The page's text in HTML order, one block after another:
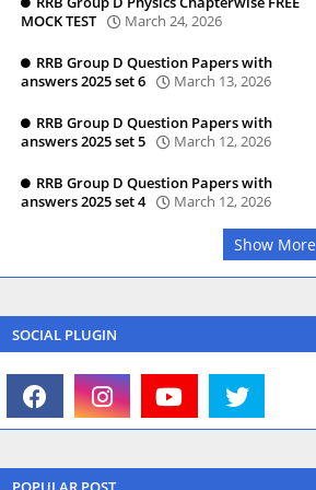
MOCK TEST
March 24, 2026
RRB Group D Question Papers with
answers 2025 set 6
March 13, 2026
RRB Group D Question Papers with
answers 2025 set 5
March 12, 2026
RRB Group D Question Papers with
answers 2025 set 4
March 12, 2026
Show More
SOCIAL PLUGIN